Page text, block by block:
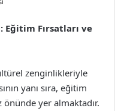
Fırsatları ve
zenginlikleriyle
yanı sıra, eğitim
önünde yer almaktadır.